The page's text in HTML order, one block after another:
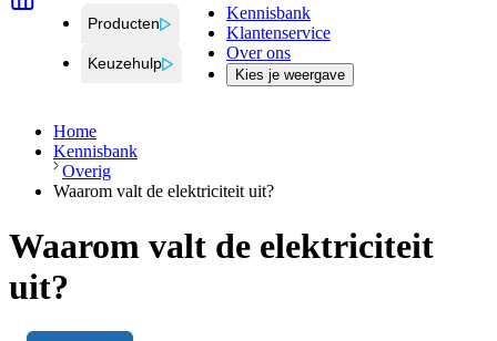
Producten
Keuzehulp
Kennisbank
Klantenservice
Over ons
Kies je weergave
Home
Kennisbank
Overig
Waarom valt de elektriciteit uit?
Waarom valt de elektriciteit
uit?